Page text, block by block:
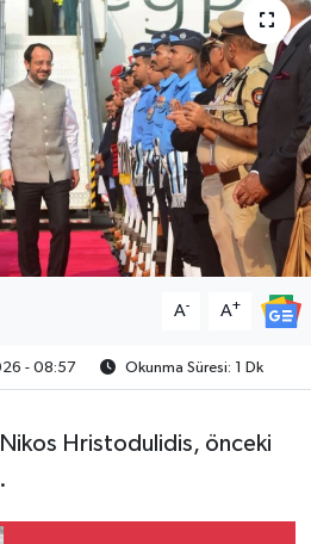
A- A+
- 08:57 Okunma Süresi: 1 Dk
Hristodulidis, önceki